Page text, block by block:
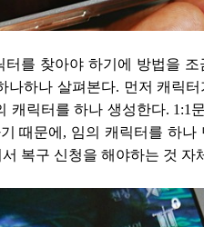
터를 찾아야 하기에 방법을
나하나 살펴본다. 먼저 캐릭
캐릭터를 하나 생성한다. 1:1
때문에, 임의 캐릭터를 하
복구 신청을 해야하는 것 자